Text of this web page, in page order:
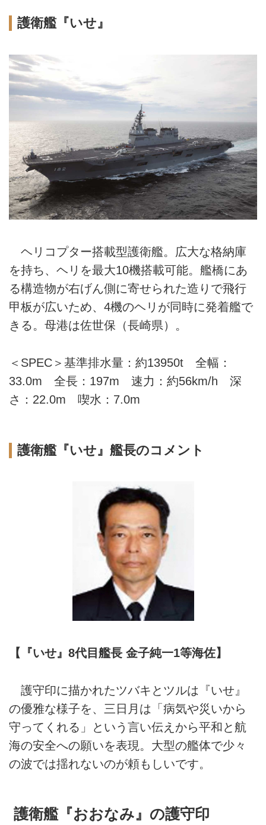
護衛艦『いせ』
ヘリコプター搭載型護衛艦。広大な格納庫
を持ち、ヘリを最大10機搭載可能。艦橋にあ
る構造物が右げん側に寄せられた造りで飛行
甲板が広いため、4機のヘリが同時に発着艦で
きる。母港は佐世保（長崎県）。
＜SPEC＞基準排水量：約13950t 全幅：
33.0m 全長：197m 速力：約56km/h 深
さ：22.0m 喫水：7.0m
護衛艦『いせ』艦長のコメント
【『いせ』8代目艦長 金子純一1等海佐】
護守印に描かれたツバキとツルは『いせ』
の優雅な様子を、三日月は「病気や災いから
守ってくれる」という言い伝えから平和と航
海の安全への願いを表現。大型の艦体で少々
の波では揺れないのが頼もしいです。
護衛艦『おおなみ』の護守印